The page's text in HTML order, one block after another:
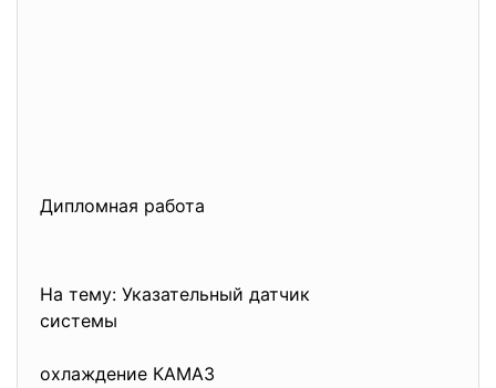
Дипломная работа
На тему: Указательный датчик
системы
охлаждение КАМАЗ